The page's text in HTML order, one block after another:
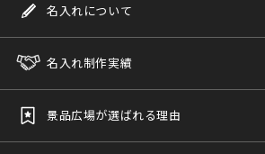
名入れについて
名入れ制作実績
景品広場が選ばれる理由